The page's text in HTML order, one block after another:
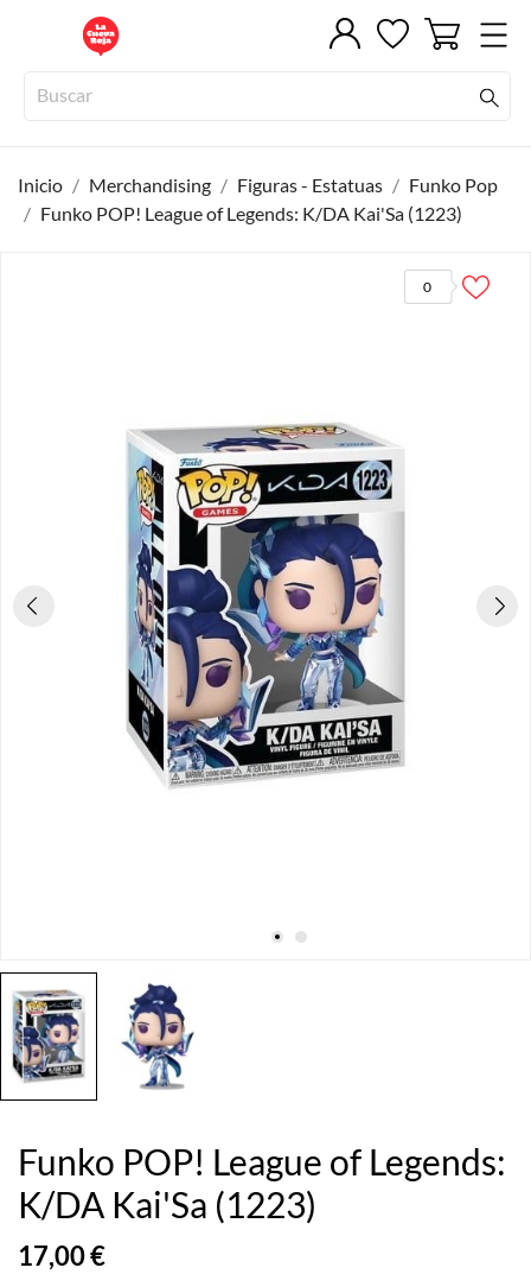
Inicio Merchandising Figuras - Estatuas
Funko Pop
Funko POP! League of Legends: K/DA Kai'Sa (1223)
0
Funko POP! League of Legends:
K/DA Kai'Sa (1223)
17,00 €